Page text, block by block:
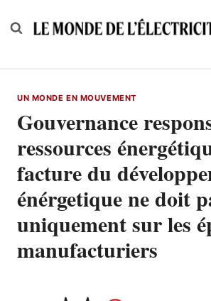
to
UN MONDE EN MOUVEMENT
Gouvernance
ressources
facture du
énérgetique ne doit
uniquement sur les
manufacturiers